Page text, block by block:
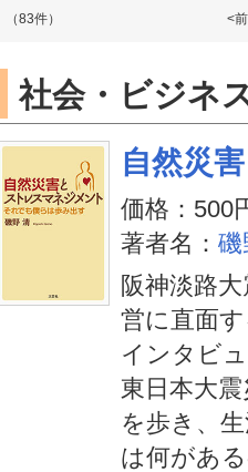
（83件） <
社会・ビジネ
自然災
価格：500
著者名： 磯
阪神淡路
営に直面
インタビ
東日本大
を歩き、
は何があ